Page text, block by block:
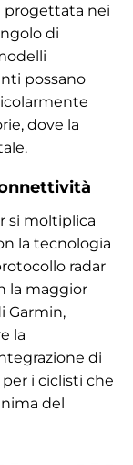
progettata nei
di
possano
dove la
si moltiplica
la tecnologia
radar
la maggior
Garmin,
la
di
i ciclisti che
del